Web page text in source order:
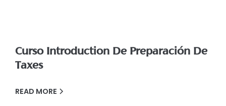
Curso Introduction De Preparación De
Taxes
READ MORE